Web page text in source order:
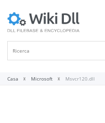
Casa Microsoft Msvcr120.dll